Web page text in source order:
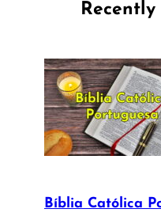
Bíblia Católica